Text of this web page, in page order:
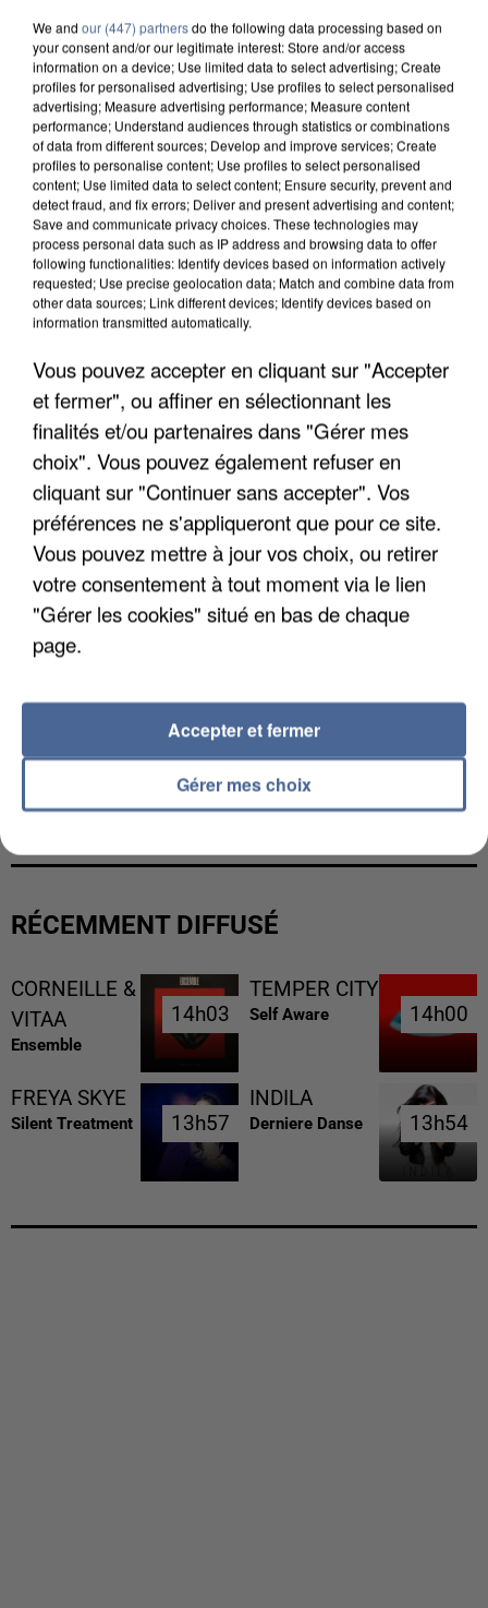
APRÈS TOUTES CES CANICULES, LES REFUGES
DE FAUNE SAUVAGE SONT...
L’UN DES FONDATEURS SUPPOSÉS DE LA DZ
MAFIA INTERPELLÉ EN ALGÉRIE
RÉCEMMENT DIFFUSÉ
CORNEILLE &
VITAA
Ensemble
14h03
14h03
TEMPER CITY
Self Aware 14h00
14h00
FREYA SKYE
Silent Treatment 13h57
13h57
INDILA
Derniere Danse 13h54
13h54
We and our (447) partnersdo the following data processing based on
your consent and/or our legitimate interest: Store and/or access
information on a device; Use limited data to select advertising; Create
profiles for personalised advertising; Use profiles to select personalised
advertising; Measure advertising performance; Measure content
performance; Understand audiences through statistics or combinations
of data from different sources; Develop and improve services; Create
profiles to personalise content; Use profiles to select personalised
content; Use limited data to select content; Ensure security, prevent and
detect fraud, and fix errors; Deliver and present advertising and content;
Save and communicate privacy choices. These technologies may
process personal data such as IP address and browsing data to offer
following functionalities: Identify devices based on information actively
requested; Use precise geolocation data; Match and combine data from
other data sources; Link different devices; Identify devices based on
information transmitted automatically.
Vous pouvez accepter en cliquant sur "Accepter
et fermer", ou affiner en sélectionnant les
finalités et/ou partenaires dans "Gérer mes
choix". Vous pouvez également refuser en
cliquant sur "Continuer sans accepter". Vos
préférences ne s'appliqueront que pour ce site.
Vous pouvez mettre à jour vos choix, ou retirer
votre consentement à tout moment via le lien
"Gérer les cookies" situé en bas de chaque
page.
Gérer mes choix
Accepter et fermer